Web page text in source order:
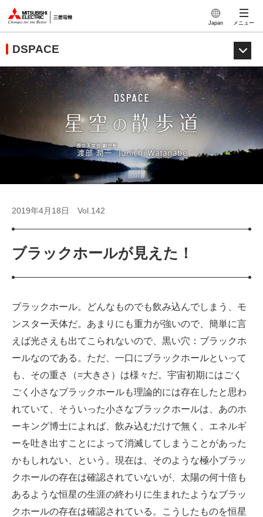
Japan メニュー
DSPACE
2019年4月18日 Vol.142
ブラックホールが見えた！
ブラックホール。どんなものでも飲み込んでしまう、モ
ンスター天体だ。あまりにも重力が強いので、簡単に言
えば光さえも出てこられないので、黒い穴：ブラックホ
ールなのである。ただ、一口にブラックホールといって
も、その重さ（=大きさ）は様々だ。宇宙初期にはごく
ごく小さなブラックホールも理論的には存在したと思わ
れていて、そういった小さなブラックホールは、あのホ
ーキング博士によれば、飲み込むだけで無く、エネルギ
ーを吐き出すことによって消滅してしまうことがあった
かもしれない、という。現在は、そのような極小ブラッ
クホールの存在は確認されていないが、太陽の何十倍も
あるような恒星の生涯の終わりに生まれたようなブラッ
クホールの存在は確認されている。こうしたものを恒星